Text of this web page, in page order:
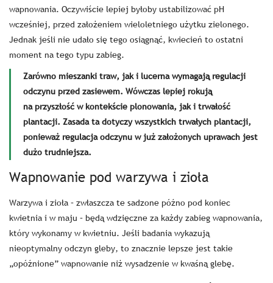
wapnowania. Oczywiście lepiej byłoby ustabilizować pH
wcześniej, przed założeniem wieloletniego użytku zielonego.
Jednak jeśli nie udało się tego osiągnąć, kwiecień to ostatni
moment na tego typu zabieg.
Zarówno mieszanki traw, jak i lucerna wymagają regulacji
odczynu przed zasiewem. Wówczas lepiej rokują
na przyszłość w kontekście plonowania, jak i trwałość
plantacji. Zasada ta dotyczy wszystkich trwałych plantacji,
ponieważ regulacja odczynu w już założonych uprawach jest
dużo trudniejsza.
Wapnowanie pod warzywa i zioła
Warzywa i zioła – zwłaszcza te sadzone późno pod koniec
kwietnia i w maju – będą wdzięczne za każdy zabieg wapnowania,
który wykonamy w kwietniu. Jeśli badania wykazują
nieoptymalny odczyn gleby, to znacznie lepsze jest takie
„opóźnione” wapnowanie niż wysadzenie w kwaśną glebę.